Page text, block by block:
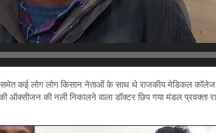
कई लोग लोग किसान नेताओं के साथ थे राजकीय मेडिकल कॉलेज में
ऑक्सीजन की नली निकालने वाला डॉक्टर छिप गया मंडल प्रवक्ता